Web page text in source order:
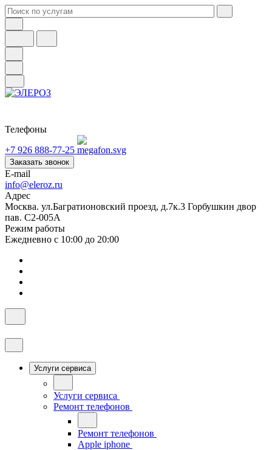
Телефоны
+7 926 888-77-25
Заказать звонок
E-mail
info@eleroz.ru
Адрес
Москва. ул.Багратионовский проезд, д.7к.3 Горбушкин двор
пав. C2-005A
Режим работы
Ежедневно с 10:00 до 20:00
Услуги сервиса
Услуги сервиса
Ремонт телефонов
Ремонт телефонов
Apple iphone